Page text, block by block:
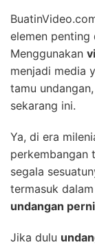
elemen penting
Menggunakan
menjadi media
tamu
sekarang ini.
Ya, di era
perkembangan
segala
termasuk
undangan
Jika dulu